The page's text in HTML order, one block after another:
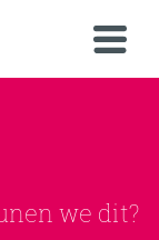
we dit?